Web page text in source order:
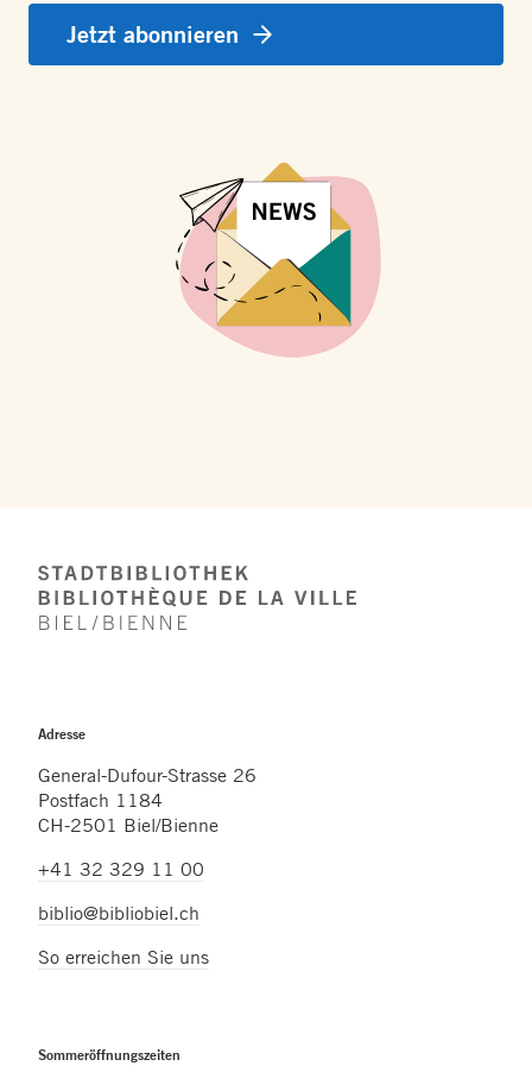
Jetzt abonnieren
Footer
Adresse
General-Dufour-Strasse 26
Postfach 1184
CH-2501 Biel/Bienne
+41 32 329 11 00
biblio@bibliobiel.ch
So erreichen Sie uns
Sommeröffnungszeiten